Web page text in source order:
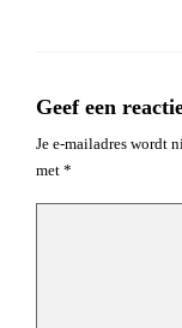
Geef een
Je e-mailadres wordt
met *